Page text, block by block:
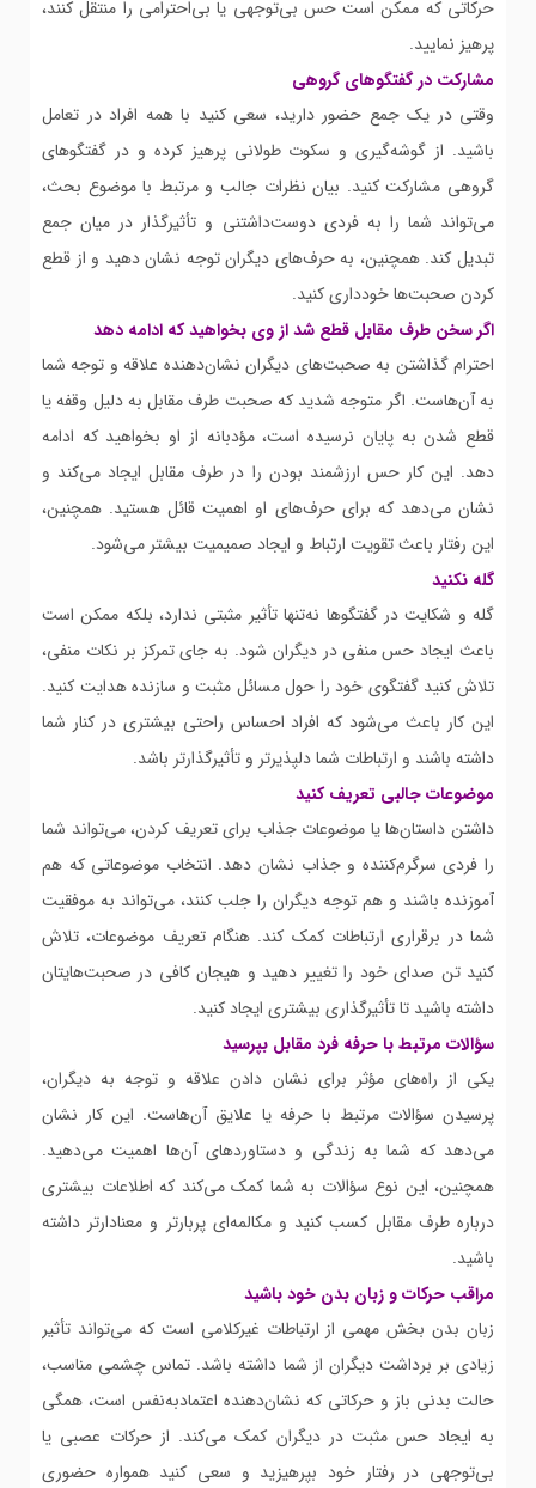
حرکاتی که ممکن است حس بی‌توجهی یا بی‌احترامی را منتقل کنند،
پرهیز نمایید.
مشارکت در گفتگوهای گروهی
وقتی در یک جمع حضور دارید، سعی کنید با همه افراد در تعامل
باشید. از گوشه‌گیری و سکوت طولانی پرهیز کرده و در گفتگوهای
گروهی مشارکت کنید. بیان نظرات جالب و مرتبط با موضوع بحث،
می‌تواند شما را به فردی دوست‌داشتنی و تأثیرگذار در میان جمع
تبدیل کند. همچنین، به حرف‌های دیگران توجه نشان دهید و از قطع
کردن صحبت‌ها خودداری کنید.
اگر سخن طرف مقابل قطع شد از وی بخواهید که ادامه دهد
احترام گذاشتن به صحبت‌های دیگران نشان‌دهنده علاقه و توجه شما
به آن‌هاست. اگر متوجه شدید که صحبت طرف مقابل به دلیل وقفه یا
قطع شدن به پایان نرسیده است، مؤدبانه از او بخواهید که ادامه
دهد. این کار حس ارزشمند بودن را در طرف مقابل ایجاد می‌کند و
نشان می‌دهد که برای حرف‌های او اهمیت قائل هستید. همچنین،
این رفتار باعث تقویت ارتباط و ایجاد صمیمیت بیشتر می‌شود.
گله نکنید
گله و شکایت در گفتگوها نه‌تنها تأثیر مثبتی ندارد، بلکه ممکن است
باعث ایجاد حس منفی در دیگران شود. به جای تمرکز بر نکات منفی،
تلاش کنید گفتگوی خود را حول مسائل مثبت و سازنده هدایت کنید.
این کار باعث می‌شود که افراد احساس راحتی بیشتری در کنار شما
داشته باشند و ارتباطات شما دلپذیرتر و تأثیرگذارتر باشد.
موضوعات جالبی تعریف کنید
داشتن داستان‌ها یا موضوعات جذاب برای تعریف کردن، می‌تواند شما
را فردی سرگرم‌کننده و جذاب نشان دهد. انتخاب موضوعاتی که هم
آموزنده باشند و هم توجه دیگران را جلب کنند، می‌تواند به موفقیت
شما در برقراری ارتباطات کمک کند. هنگام تعریف موضوعات، تلاش
کنید تن صدای خود را تغییر دهید و هیجان کافی در صحبت‌هایتان
داشته باشید تا تأثیرگذاری بیشتری ایجاد کنید.
سؤالات مرتبط با حرفه فرد مقابل بپرسید
یکی از راه‌های مؤثر برای نشان دادن علاقه و توجه به دیگران،
پرسیدن سؤالات مرتبط با حرفه یا علایق آن‌هاست. این کار نشان
می‌دهد که شما به زندگی و دستاوردهای آن‌ها اهمیت می‌دهید.
همچنین، این نوع سؤالات به شما کمک می‌کند که اطلاعات بیشتری
درباره طرف مقابل کسب کنید و مکالمه‌ای پربارتر و معنادارتر داشته
باشید.
مراقب حرکات و زبان بدن خود باشید
زبان بدن بخش مهمی از ارتباطات غیرکلامی است که می‌تواند تأثیر
زیادی بر برداشت دیگران از شما داشته باشد. تماس چشمی مناسب،
حالت بدنی باز و حرکاتی که نشان‌دهنده اعتمادبه‌نفس است، همگی
به ایجاد حس مثبت در دیگران کمک می‌کند. از حرکات عصبی یا
بی‌توجهی در رفتار خود بپرهیزید و سعی کنید همواره حضوری